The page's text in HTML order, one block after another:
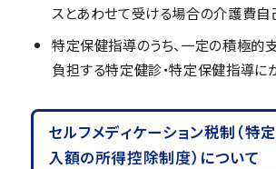
スとあわせて受ける場合の介護費
特定保健指導のうち、一定の積極的
負担する特定健診・特定保健指導に
セルフメディケーション税制（特
入額の所得控除制度）について